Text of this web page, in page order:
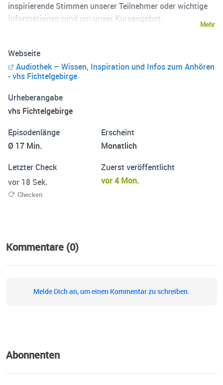
inspirierende Stimmen unserer Teilnehmer oder wichtige
Informationen rund um unser Kursangebot.
Mehr
Webseite
Audiothek – Wissen, Inspiration und Infos zum Anhören
- vhs Fichtelgebirge
Urheberangabe
vhs Fichtelgebirge
Episodenlänge
Ø 17 Min.
Erscheint
Monatlich
Letzter Check
vor 18 Sek.
Checken
Zuerst veröffentlicht
vor 4 Mon.
Kommentare (0)
Melde Dich an, um einen Kommentar zu schreiben.
Abonnenten